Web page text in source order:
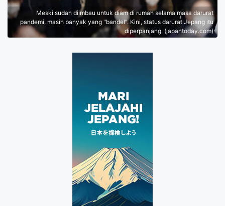
Meski sudah diimbau untuk diam di rumah selama masa darurat
pandemi, masih banyak yang "bandel". Kini, status darurat Jepang itu
diperpanjang. (japantoday.com)